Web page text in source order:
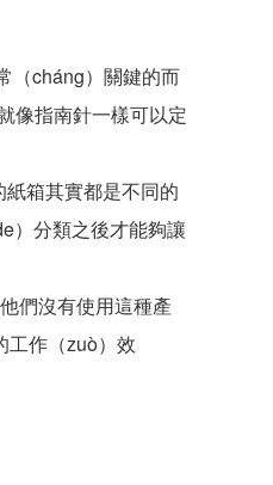
（cháng）關鍵的而
像指南針一樣可以定
箱其實都是不同的
）分類之後才能夠讓
們沒有使用這種產
工作（zuò）效